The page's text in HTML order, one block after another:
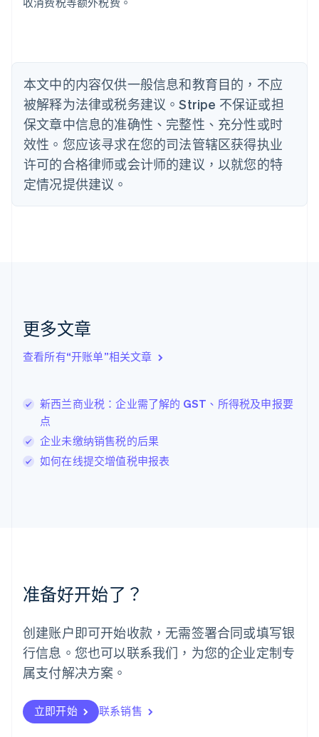
本文中的内容仅供一般信息和教育目的，不应
被解释为法律或税务建议。Stripe 不保证或担
保文章中信息的准确性、完整性、充分性或时
效性。您应该寻求在您的司法管辖区获得执业
许可的合格律师或会计师的建议，以就您的特
定情况提供建议。
更多文章
查看所有“开账单”相关文章
新西兰商业税：企业需了解的 GST、所得税及申报要
点
企业未缴纳销售税的后果
如何在线提交增值税申报表
准备好开始了？
创建账户即可开始收款，无需签署合同或填写银
行信息。您也可以联系我们，为您的企业定制专
属支付解决方案。
立即开始 联系销售
比利时
波兰
English
丹麦
English
德国
DeutschEnglish
法国
FrançaisEnglish
芬兰
克罗地亚
EnglishItaliano
拉脱维亚
English
列支敦士登
Deutsch
卢森堡
FrançaisDeutschEnglish
罗马尼亚
墨西哥
EspañolEnglish
English
葡萄牙
PortuguêsEnglish
日本
瑞典
Svenska English
瑞士